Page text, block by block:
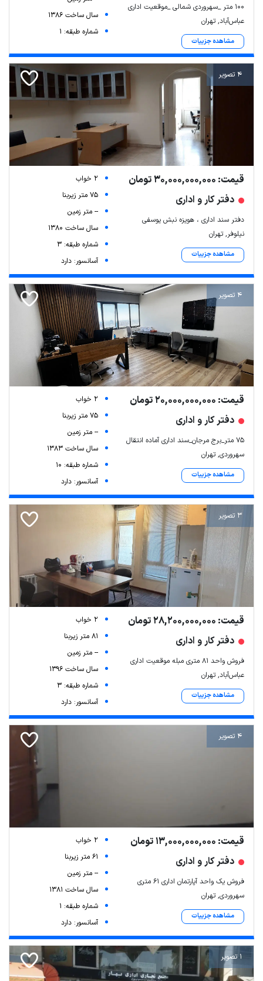
Leaflet| Map data ©ariamarz.com
100 متر _سهروردی شمالی _موقعیت اداری
عباس‌آباد, تهران
مشاهده جزییات
سال ساخت 1386
شماره طبقه: 1
4 تصویر
قیمت: 30,000,000,000 تومان
دفتر کار و اداری
دفتر سند اداری ، هویزه نبش یوسفی
نیلوفر, تهران
مشاهده جزییات
2 خواب
75 متر زیربنا
-- متر زمین
سال ساخت 1380
شماره طبقه: 3
آسانسور: دارد
4 تصویر
قیمت: 20,000,000,000 تومان
دفتر کار و اداری
۷۵ متر_برج مرجان_سند اداری آماده انتقال
سهروردی, تهران
مشاهده جزییات
2 خواب
75 متر زیربنا
-- متر زمین
سال ساخت 1383
شماره طبقه: 10
آسانسور: دارد
3 تصویر
قیمت: 28,200,000,000 تومان
دفتر کار و اداری
فروش واحد ۸۱ متری مبله موقعیت اداری
عباس‌آباد, تهران
مشاهده جزییات
2 خواب
81 متر زیربنا
-- متر زمین
سال ساخت 1396
شماره طبقه: 3
آسانسور: دارد
4 تصویر
قیمت: 13,000,000,000 تومان
دفتر کار و اداری
فروش یک واحد آپارتمان اداری 61 متری
سهروردی, تهران
مشاهده جزییات
2 خواب
61 متر زیربنا
-- متر زمین
سال ساخت 1381
شماره طبقه: 1
آسانسور: دارد
1 تصویر